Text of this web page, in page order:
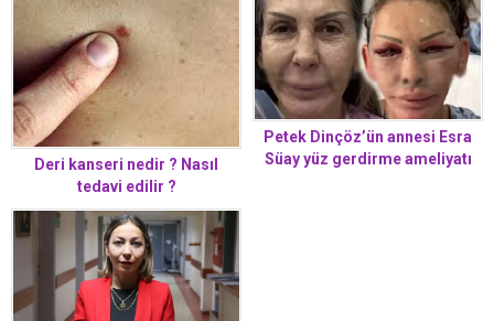
Deri kanseri nedir ? Nasıl
tedavi edilir ?
Petek Dinçöz’ün annesi Esra
Süay yüz gerdirme ameliyatı